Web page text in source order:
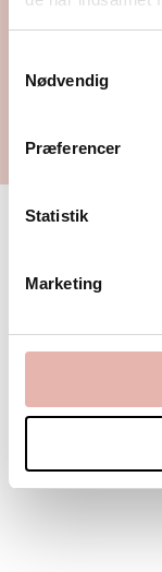
Nødvendig
Præferencer
Statistik
Marketing